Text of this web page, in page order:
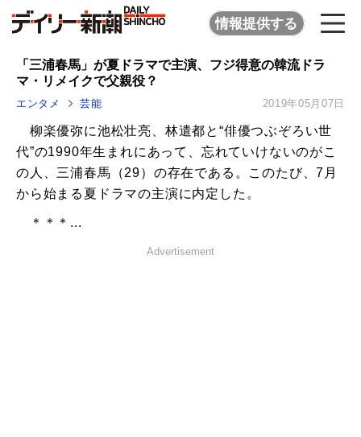
情報提供する
「三浦春馬」が夏ドラマで主演、フジ得意の韓流ドラ
マ・リメイクで父親役？
エンタメ 芸能 2019年05月07日
柳楽優弥に池松壮亮、林遣都と“俳優つぶぞろい世
代”の1990年生まれにあって、忘れていけないのがこ
の人、三浦春馬（29）の存在である。このたび、7月
から始まる夏ドラマの主演に内定した。
＊＊＊...
Advertisement